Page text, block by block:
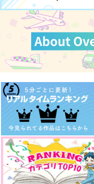
黎明のミラクルロマン
BLACK LILY KILLER
550円（税込）
嵐山准×三雲修
サンプル
作品詳細
三門
大号
タイ
嵐山
サンプル
カート
Dinner Time on the
Paretto
倫理部